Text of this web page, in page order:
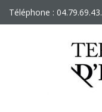
Téléphone :